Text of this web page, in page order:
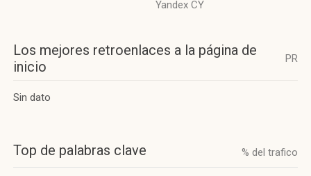
Yandex CY
Los mejores retroenlaces a la página de
inicio
PR
Sin dato
Top de palabras clave % del trafico